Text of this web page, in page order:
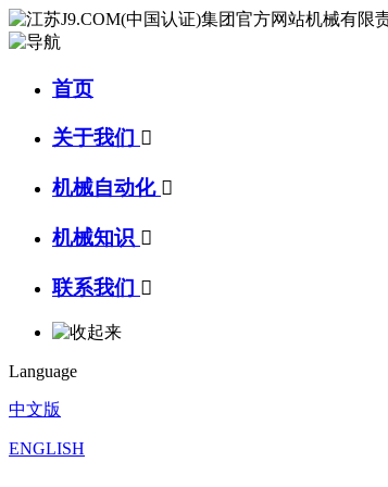
首页
关于我们 
机械自动化 
机械知识 
联系我们 
Language
中文版
ENGLISH